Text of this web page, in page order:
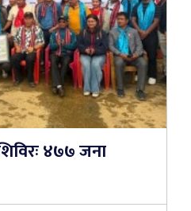
४७७ जना